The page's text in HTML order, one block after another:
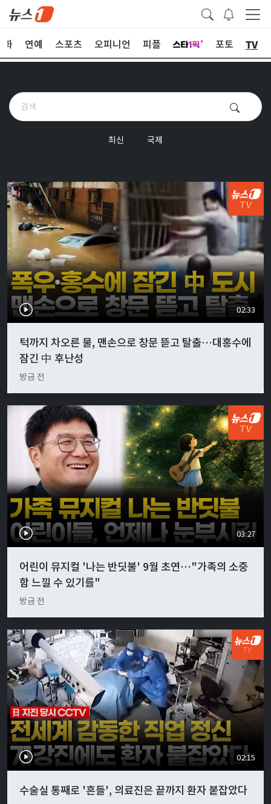
화 연예 스포츠 오피니언 피플 포토 TV
최신 국제
02:33
턱까지 차오른 물, 맨손으로 창문 뜯고 탈출…대홍수에
잠긴 中 후난성
방금 전
03:27
어린이 뮤지컬 '나는 반딧불' 9월 초연…"가족의 소중
함 느낄 수 있기를"
방금 전
02:15
수술실 통째로 '흔들', 의료진은 끝까지 환자 붙잡았다